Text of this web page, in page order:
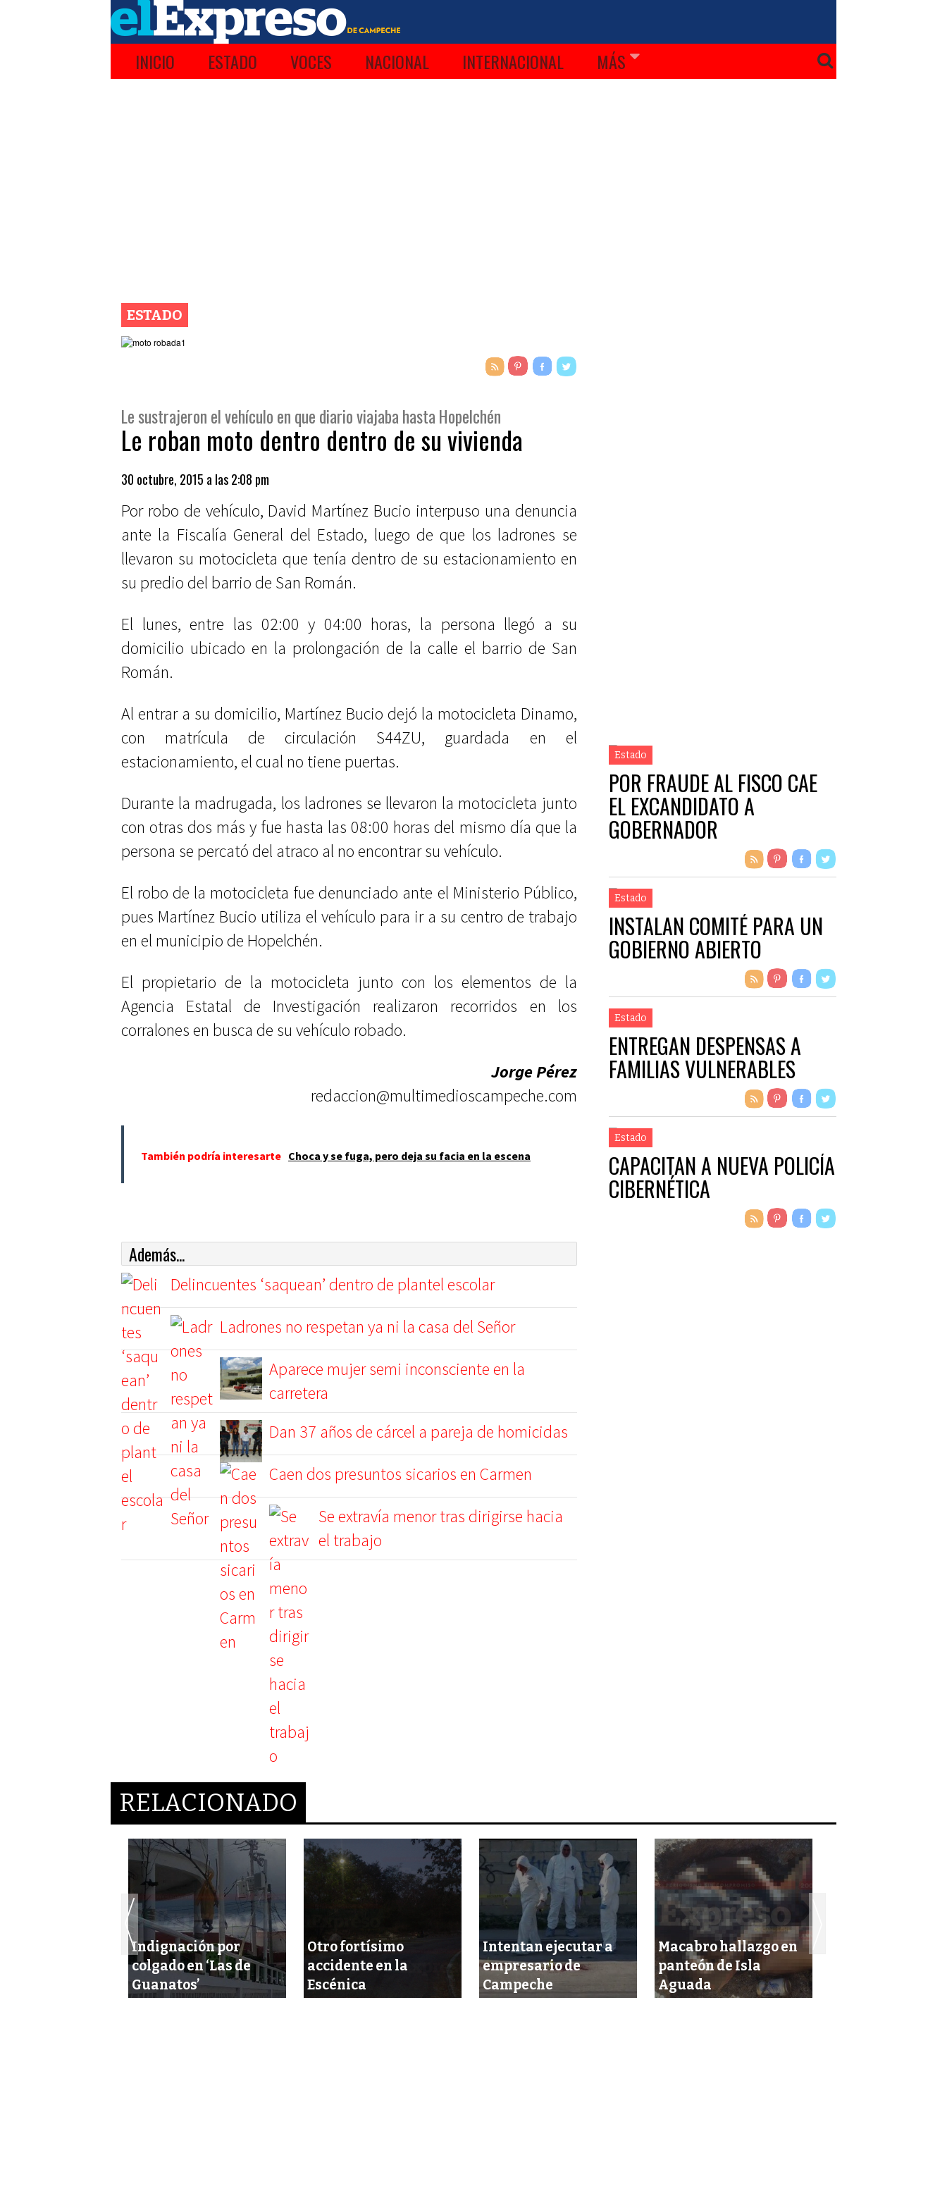
INICIO ESTADO VOCES NACIONAL INTERNACIONAL MÁS
ESTADO
Le sustrajeron el vehículo en que diario viajaba hasta Hopelchén
Le roban moto dentro dentro de su vivienda
30 octubre, 2015 a las 2:08 pm
Por robo de vehículo, David Martínez Bucio interpuso una denuncia
ante la Fiscalía General del Estado, luego de que los ladrones se
llevaron su motocicleta que tenía dentro de su estacionamiento en
su predio del barrio de San Román.
El lunes, entre las 02:00 y 04:00 horas, la persona llegó a su
domicilio ubicado en la prolongación de la calle el barrio de San
Román.
Al entrar a su domicilio, Martínez Bucio dejó la motocicleta Dinamo,
con matrícula de circulación S44ZU, guardada en el
estacionamiento, el cual no tiene puertas.
Durante la madrugada, los ladrones se llevaron la motocicleta junto
con otras dos más y fue hasta las 08:00 horas del mismo día que la
persona se percató del atraco al no encontrar su vehículo.
El robo de la motocicleta fue denunciado ante el Ministerio Público,
pues Martínez Bucio utiliza el vehículo para ir a su centro de trabajo
en el municipio de Hopelchén.
El propietario de la motocicleta junto con los elementos de la
Agencia Estatal de Investigación realizaron recorridos en los
corralones en busca de su vehículo robado.
Jorge Pérez
redaccion@multimedioscampeche.com
También podría interesarte Choca y se fuga, pero deja su facia en la escena
Además...
Delincuentes ‘saquean’ dentro de plantel escolar
Ladrones no respetan ya ni la casa del Señor
Aparece mujer semi inconsciente en la
carretera
Dan 37 años de cárcel a pareja de homicidas
Caen dos presuntos sicarios en Carmen
Se extravía menor tras dirigirse hacia
el trabajo
Estado
POR FRAUDE AL FISCO CAE
EL EXCANDIDATO A
GOBERNADOR
Estado
INSTALAN COMITÉ PARA UN
GOBIERNO ABIERTO
Estado
ENTREGAN DESPENSAS A
FAMILIAS VULNERABLES
Estado
CAPACITAN A NUEVA POLICÍA
CIBERNÉTICA
RELACIONADO
Indignación por
colgado en ‘Las de
Guanatos’
Otro fortísimo
accidente en la
Escénica
Intentan ejecutar a
empresario de
Campeche
Macabro hallazgo en
panteón de Isla
Aguada